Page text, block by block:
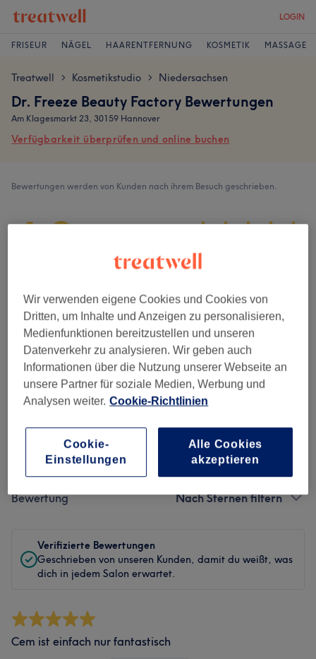
LOGIN
FRISEUR NÄGEL HAARENTFERNUNG KOSMETIK MASSAGE
Treatwell > Kosmetikstudio > Niedersachsen
Dr. Freeze Beauty Factory Bewertungen
Am Klagesmarkt 23, 30159 Hannover
Verfügbarkeit überprüfen und online buchen
Bewertungen werden von Kunden nach ihrem Besuch geschrieben.
4,9
Sauberkeit
Service
Behandlung Alle Bewertungen
Bewertung Nach Sternen filtern
Verifizierte Bewertungen
Geschrieben von unseren Kunden, damit du weißt, was
dich in jedem Salon erwartet.
Cem ist einfach nur fantastisch
Wir verwenden eigene Cookies und Cookies von
Dritten, um Inhalte und Anzeigen zu personalisieren,
Medienfunktionen bereitzustellen und unseren
Datenverkehr zu analysieren. Wir geben auch
Informationen über die Nutzung unserer Webseite an
unsere Partner für soziale Medien, Werbung und
Analysen weiter. Cookie-Richtlinien
Cookie-
Einstellungen
Alle Cookies
akzeptieren